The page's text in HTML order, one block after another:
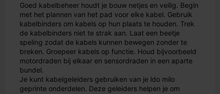
Goed kabelbeheer houdt je bouw netjes en veilig. Begin
met het plannen van het pad voor elke kabel. Gebruik
kabelbinders om kabels op hun plaats te houden. Trek
de kabelbinders niet te strak aan. Laat een beetje
speling zodat de kabels kunnen bewegen zonder te
breken. Groepeer kabels op functie. Houd bijvoorbeeld
motordraden bij elkaar en sensordraden in een aparte
bundel.
Je kunt kabelgeleiders gebruiken van je ldo milo
geprinte onderdelen. Deze geleiders helpen je om